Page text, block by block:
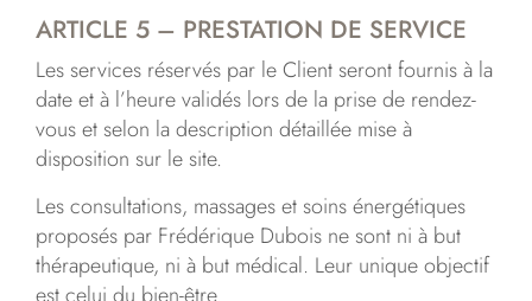
ARTICLE 5 – PRESTATION DE SERVICE
Les services réservés par le Client seront fournis à la
date et à l’heure validés lors de la prise de rendez-
vous et selon la description détaillée mise à
disposition sur le site.
Les consultations, massages et soins énergétiques
proposés par Frédérique Dubois ne sont ni à but
thérapeutique, ni à but médical. Leur unique objectif